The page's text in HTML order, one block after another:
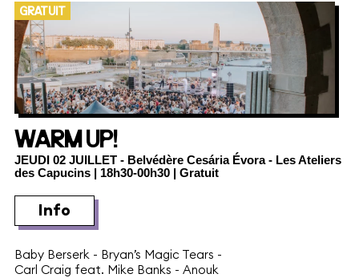
GRATUIT
WARM UP!
JEUDI 02 JUILLET - Belvédère Cesária Évora - Les Ateliers
des Capucins | 18h30-00h30 | Gratuit
Info
Baby Berserk - Bryan’s Magic Tears -
Carl Craig feat. Mike Banks - Anouk